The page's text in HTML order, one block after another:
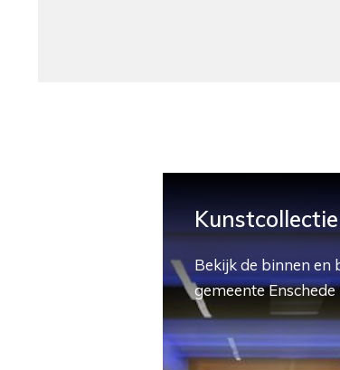
Bekijk de binnen en
gemeente Enschede